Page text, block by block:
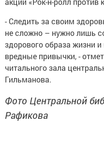
- Следить за своим
не сложно – нужно лишь
здорового образа жизни
вредные привычки, -
читального зала
Гильманова.
Фото Центральной
Рафикова